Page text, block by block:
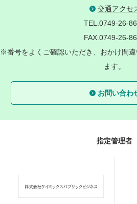
交通アクセ
TEL.0749-26-
FAX.0749-26-
※番号をよくご確認いただき、おかけ間
ます。
お問い合わ
指定管理者